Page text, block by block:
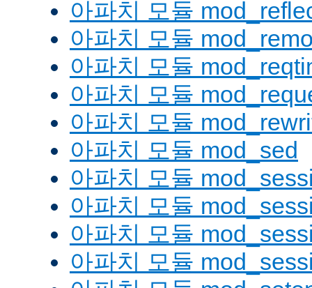
아파치 모듈
아파치 모듈
아파치 모듈
아파치 모듈
아파치 모듈
아파치 모듈 mod_sed
아파치 모듈
아파치 모듈
아파치 모듈
아파치 모듈